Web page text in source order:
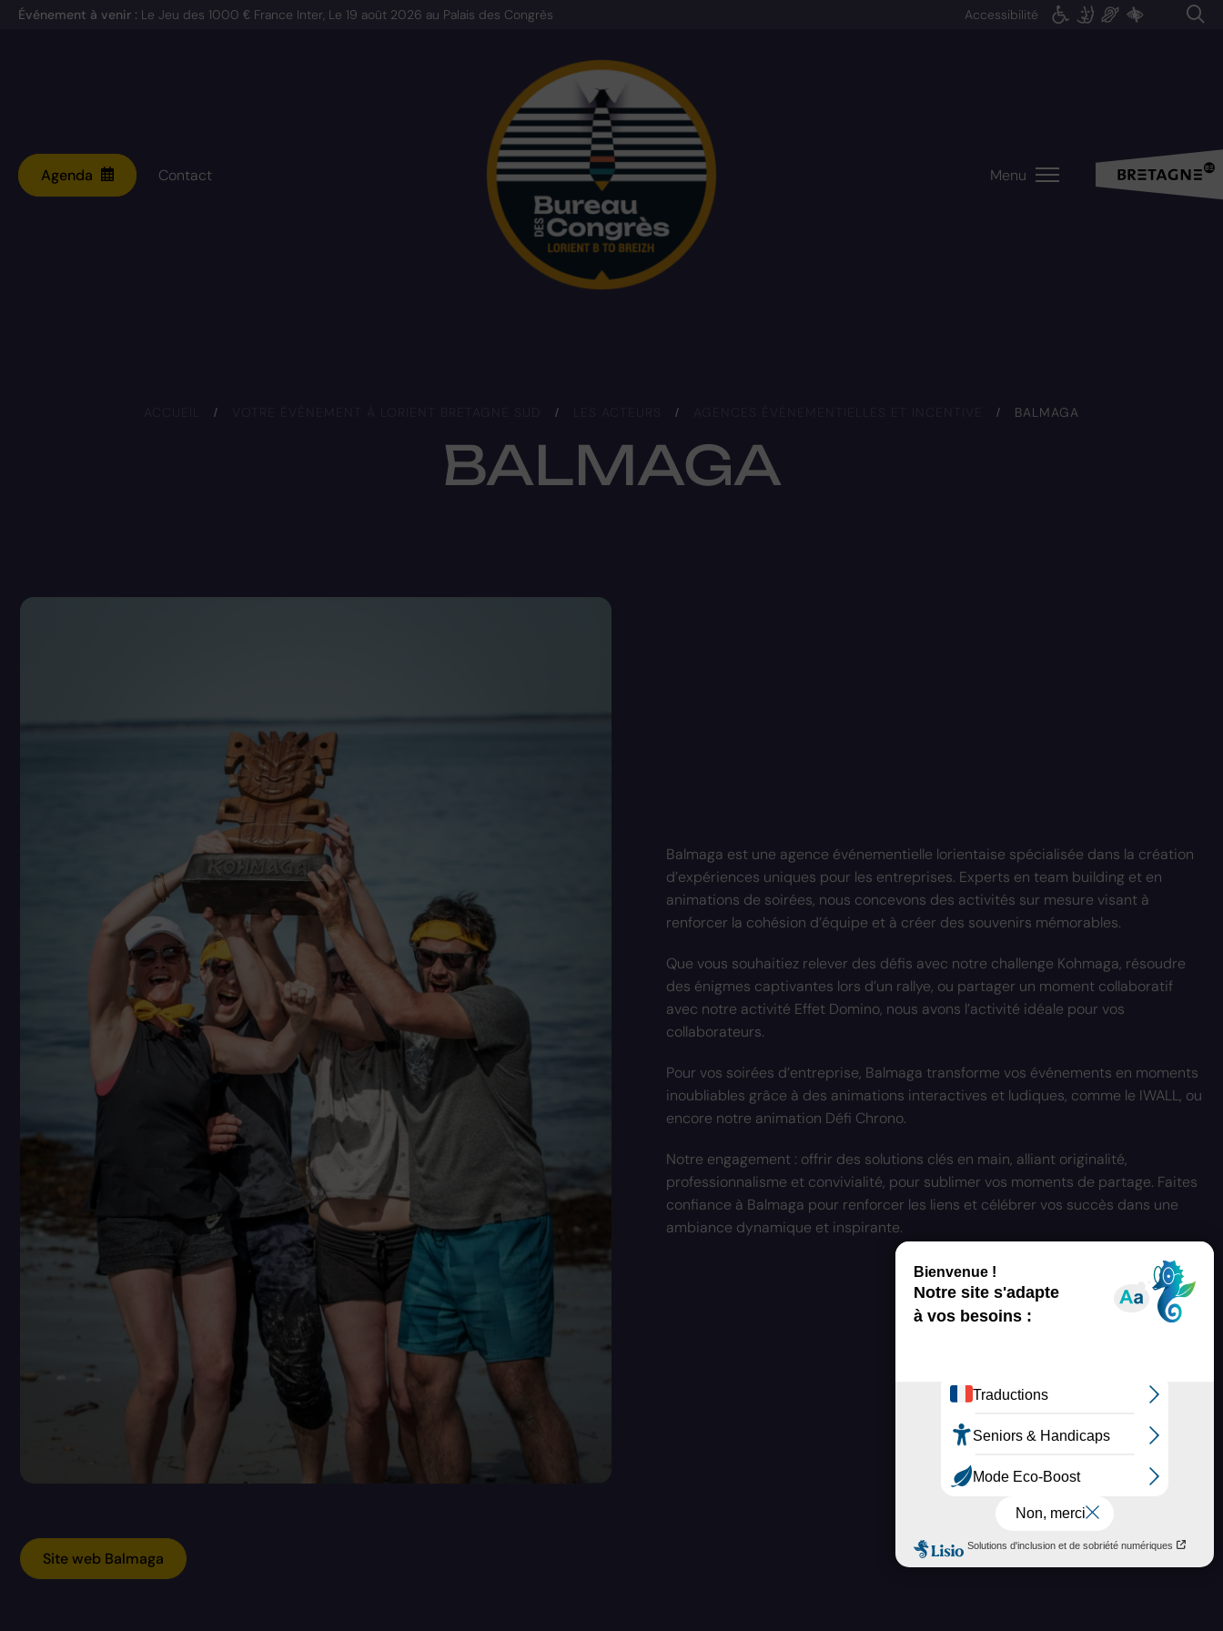
Événement à venir : Le Jeu des 1000 € France Inter, Le 19 août 2026 au Palais des Congrès Accessibilité
Agenda Contact Menu
BALMAGA
/ / / / BALMAGA
Balmaga est une agence événementielle lorientaise spécialisée dans la création
d’expériences uniques pour les entreprises. Experts en team building et en
animations de soirées, nous concevons des activités sur mesure visant à
renforcer la cohésion d’équipe et à créer des souvenirs mémorables.
Que vous souhaitiez relever des défis avec notre challenge Kohmaga, résoudre
des énigmes captivantes lors d’un rallye, ou partager un moment collaboratif
avec notre activité Effet Domino, nous avons l’activité idéale pour vos
collaborateurs.
Pour vos soirées d’entreprise, Balmaga transforme vos événements en moments
inoubliables grâce à des animations interactives et ludiques, comme le IWALL, ou
encore notre animation Défi Chrono.
Notre engagement : offrir des solutions clés en main, alliant originalité,
professionnalisme et convivialité, pour sublimer vos moments de partage. Faites
confiance à Balmaga pour renforcer les liens et célébrer vos succès dans une
ambiance dynamique et inspirante.
Site web Balmaga